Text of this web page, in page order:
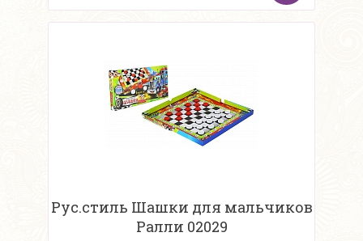
Рус.стиль Шашки для мальчиков
Ралли 02029